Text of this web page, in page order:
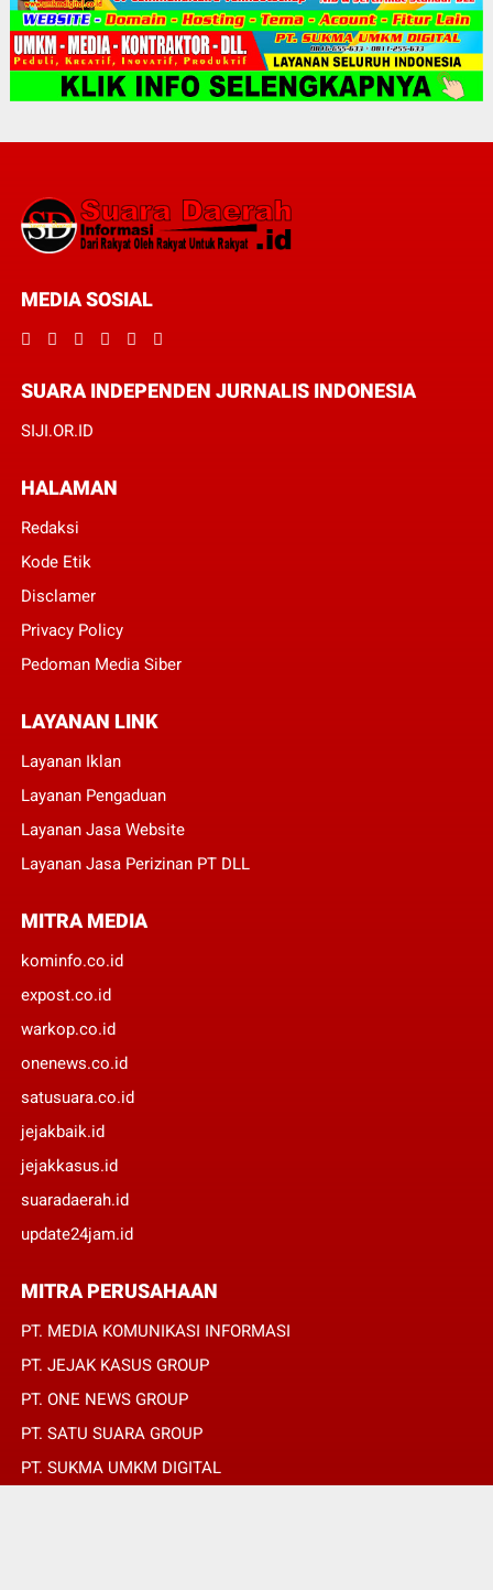
MEDIA SOSIAL
SUARA INDEPENDEN JURNALIS INDONESIA
SIJI.OR.ID
HALAMAN
Redaksi
Kode Etik
Disclamer
Privacy Policy
Pedoman Media Siber
LAYANAN LINK
Layanan Iklan
Layanan Pengaduan
Layanan Jasa Website
Layanan Jasa Perizinan PT DLL
MITRA MEDIA
kominfo.co.id
expost.co.id
warkop.co.id
onenews.co.id
satusuara.co.id
jejakbaik.id
jejakkasus.id
suaradaerah.id
update24jam.id
MITRA PERUSAHAAN
PT. MEDIA KOMUNIKASI INFORMASI
PT. JEJAK KASUS GROUP
PT. ONE NEWS GROUP
PT. SATU SUARA GROUP
PT. SUKMA UMKM DIGITAL